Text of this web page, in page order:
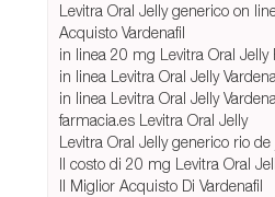
Levitra Oral Jelly generico on
Acquisto Vardenafil
in linea 20 mg Levitra Oral Jelly
in linea Levitra Oral Jelly
in linea Levitra Oral Jelly
farmacia.es Levitra Oral Jelly
Levitra Oral Jelly generico rio de
Il costo di 20 mg Levitra Oral
Il Miglior Acquisto Di Vardenafil